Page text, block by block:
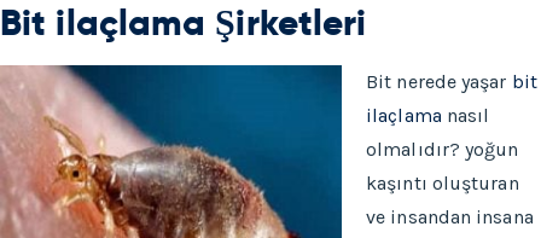
Bit ilaçlama Şirketleri
Bit nerede yaşar bit
ilaçlama nasıl
olmalıdır? yoğun
kaşıntı oluşturan
ve insandan insana